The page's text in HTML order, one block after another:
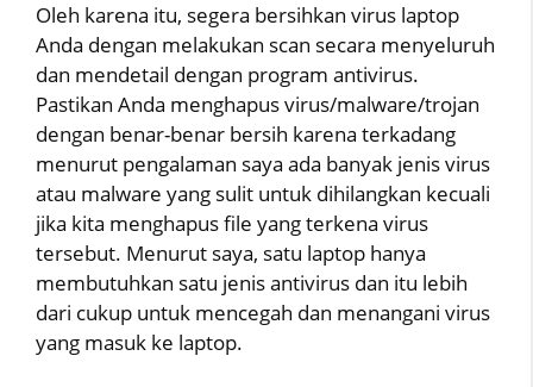
Oleh karena itu, segera bersihkan virus laptop
Anda dengan melakukan scan secara menyeluruh
dan mendetail dengan program antivirus.
Pastikan Anda menghapus virus/malware/trojan
dengan benar-benar bersih karena terkadang
menurut pengalaman saya ada banyak jenis virus
atau malware yang sulit untuk dihilangkan kecuali
jika kita menghapus file yang terkena virus
tersebut. Menurut saya, satu laptop hanya
membutuhkan satu jenis antivirus dan itu lebih
dari cukup untuk mencegah dan menangani virus
yang masuk ke laptop.